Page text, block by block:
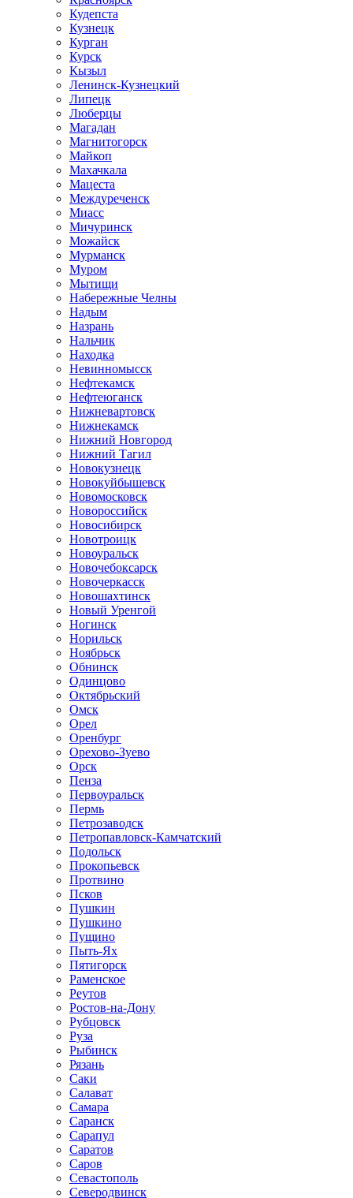
Кудепста
Кузнецк
Курган
Курск
Кызыл
Ленинск-Кузнецкий
Липецк
Люберцы
Магадан
Магнитогорск
Майкоп
Махачкала
Мацеста
Междуреченск
Миасс
Мичуринск
Можайск
Мурманск
Муром
Мытищи
Набережные Челны
Надым
Назрань
Нальчик
Находка
Невинномысск
Нефтекамск
Нефтеюганск
Нижневартовск
Нижнекамск
Нижний Новгород
Нижний Тагил
Новокузнецк
Новокуйбышевск
Новомосковск
Новороссийск
Новосибирск
Новотроицк
Новоуральск
Новочебоксарск
Новочеркасск
Новошахтинск
Новый Уренгой
Ногинск
Норильск
Ноябрьск
Обнинск
Одинцово
Октябрьский
Омск
Орел
Оренбург
Орехово-Зуево
Орск
Пенза
Первоуральск
Пермь
Петрозаводск
Петропавловск-Камчатский
Подольск
Прокопьевск
Протвино
Псков
Пушкин
Пушкино
Пущино
Пыть-Ях
Пятигорск
Раменское
Реутов
Ростов-на-Дону
Рубцовск
Руза
Рыбинск
Рязань
Саки
Салават
Самара
Саранск
Сарапул
Саратов
Саров
Севастополь
Северодвинск